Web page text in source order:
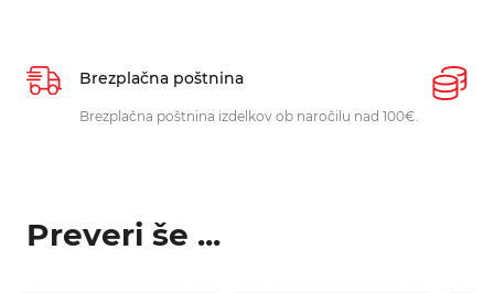
Brezplačna poštnina
Brezplačna poštnina izdelkov ob naročilu nad 100€.
Preveri še ...